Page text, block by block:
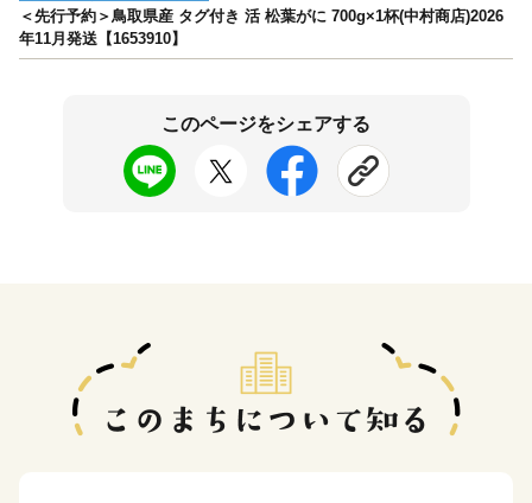
＜先行予約＞鳥取県産 タグ付き 活 松葉がに 700g×1杯(中村商店)2026
年11月発送【1653910】
このページをシェアする